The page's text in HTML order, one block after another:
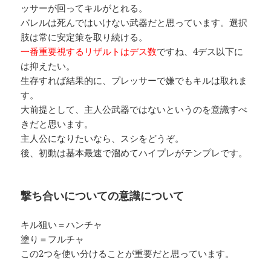
ッサーが回ってキルがとれる。
バレルは死んではいけない武器だと思っています。選択
肢は常に安定策を取り続ける。
一番重要視するリザルトはデス数ですね、4デス以下に
は抑えたい。
生存すれば結果的に、プレッサーで嫌でもキルは取れま
す。
大前提として、主人公武器ではないというのを意識すべ
きだと思います。
主人公になりたいなら、スシをどうぞ。
後、初動は基本最速で溜めてハイプレがテンプレです。
撃ち合いについての意識について
キル狙い＝ハンチャ
塗り＝フルチャ
この2つを使い分けることが重要だと思っています。